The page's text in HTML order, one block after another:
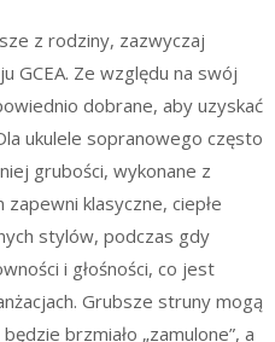
z rodziny, zazwyczaj
Ze względu na swój
dobrane, aby uzyskać
ukulele sopranowego często
grubości, wykonane z
klasyczne, ciepłe
stylów, podczas gdy
i głośności, co jest
Grubsze struny mogą
brzmiało „zamulone”, a